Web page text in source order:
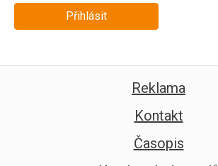
Přihlásit
Reklama
Kontakt
Časopis